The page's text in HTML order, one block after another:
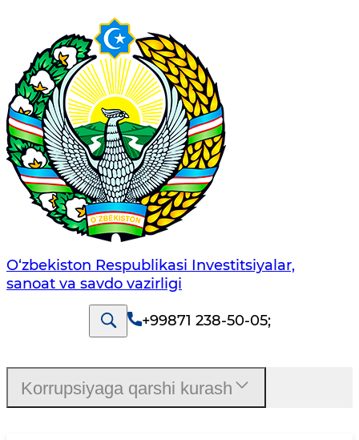
O‘zbekiston Respublikasi Investitsiyalar,
sanoat va savdo vazirligi
+99871 238-50-05;
Korrupsiyaga qarshi kurash